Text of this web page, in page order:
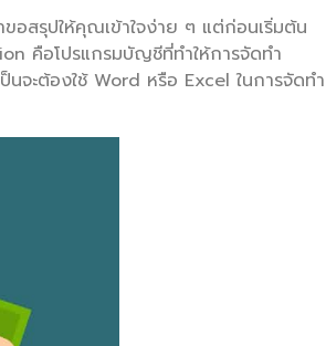
ขอสรุปให้คุณเข้าใจง่าย ๆ แต่ก่อนเริ่มต้น
คือโปรแกรมบัญชีที่ทำให้การจัดทำ
จะต้องใช้ Word หรือ Excel ในการจัดทำ